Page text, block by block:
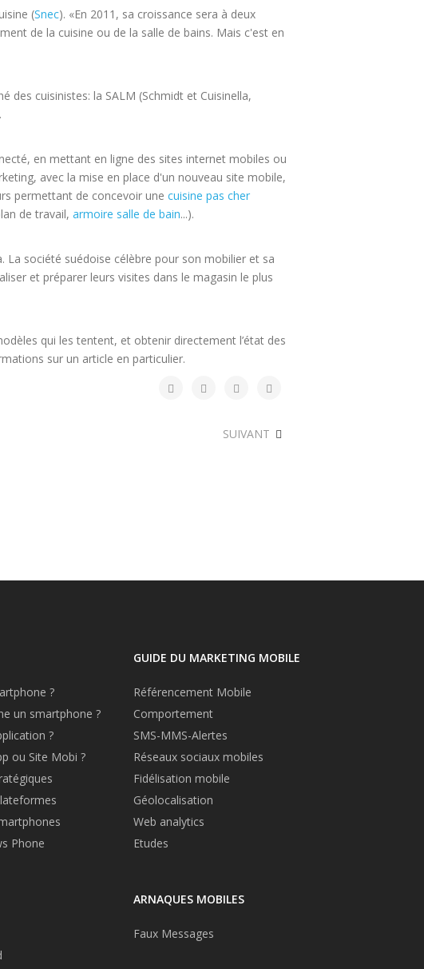
(Snec). «En 2011, sa croissance sera à deux
de la cuisine ou de la salle de bains. Mais c'est en
cuisinistes: la SALM (Schmidt et Cuisinella,
en mettant en ligne des sites internet mobiles ou
avec la mise en place d'un nouveau site mobile,
permettant de concevoir une cuisine pas cher
de travail, armoire salle de bain...).
société suédoise célèbre pour son mobilier et sa
et préparer leurs visites dans le magasin le plus
qui les tentent, et obtenir directement l’état des
sur un article en particulier.
SUIVANT
?
un smartphone ?
?
ou Site Mobi ?
Phone
GUIDE DU MARKETING MOBILE
Référencement Mobile
Comportement
SMS-MMS-Alertes
Réseaux sociaux mobiles
Fidélisation mobile
Géolocalisation
Web analytics
Etudes
ARNAQUES MOBILES
Faux Messages